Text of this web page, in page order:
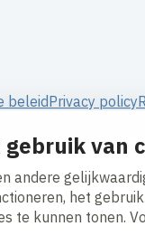
van
andere
het
te kunnen tonen.
beleidPrivacy policy